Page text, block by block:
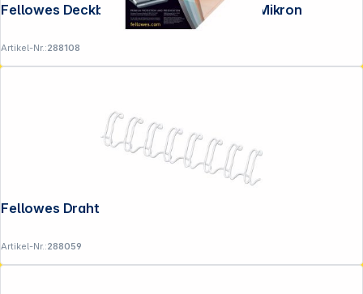
Fellowes Deckblatt A4 transparent 180 Mikron
Artikel-Nr.:288108
Artikel-Nr.:288059